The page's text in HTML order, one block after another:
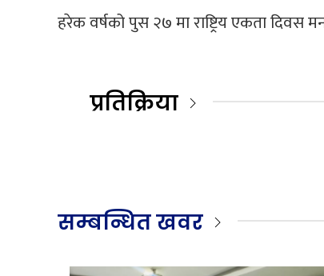
हरेक वर्षको पुस २७ मा राष्ट्रिय एकता दिवस
प्रतिक्रिया
सम्बन्धित खवर